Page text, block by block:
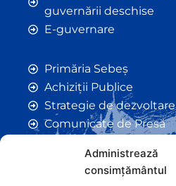
Administrează
consimțământul
guvernării deschise
E-guvernare
Primăria Sebeș
Achiziții Publice
Strategie de dezvoltare
Comunicate de Presă
Anunțuri
Hotarâri de Consiliu